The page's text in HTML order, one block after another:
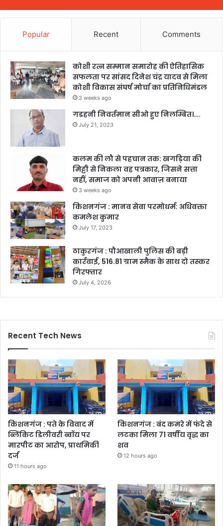
Popular Recent Comments
कोशी रत्न सम्मान समारोह की ऐतिहासिक
सफलता पर सांसद दिनेश चंद्र यादव से मिला
कोशी विकास संघर्ष मोर्चा का प्रतिनिधिमंडल
3 weeks ago
गडहनी निवर्तमान सीओ हुए निलम्बित।….
July 21, 2023
कलम की लौ से पहचान तक: खगड़िया की
मिट्टी से निकला वह पत्रकार, जिसने सत्ता
नहीं, समाज को अपनी आवाज़ बनाया
3 weeks ago
किशनगंज : मानव सेवा परमोधर्म: अधिवक्ता
कमलेश कुमार
July 17, 2023
ठाकुरगंज : पौआखाली पुलिस की बड़ी
कार्रवाई, 516.81 ग्राम स्मैक के साथ दो तस्कर
गिरफ्तार
July 4, 2026
Recent Tech News
किशनगंज : पते के विवाद में
ब्लिंकिट डिलीवरी ब्वॉय पर
मारपीट का आरोप, प्राथमिकी
दर्ज
11 hours ago
किशनगंज : बंद कमरे में फंदे से
लटका मिला 71 वर्षीय वृद्ध का
शव
12 hours ago